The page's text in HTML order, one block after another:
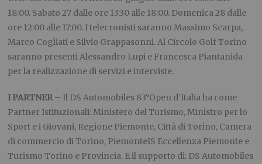
18:00. Sabato 27 dalle ore 13:30 alle 18:00. Domenica 28 dalle
ore 12:00 alle 17:00. I telecronisti saranno Massimo Scarpa,
Marco Cogliati e Silvio Grappasonni. Al Circolo Golf Torino
saranno presenti Alessandro Lupi e Francesca Piantanida
per la realizzazione di servizi e interviste.
I PARTNER – Il DS Automobiles 83°Open d’Italia ha come
Partner Istituzionali: Ministero del Turismo, Ministro per lo
Sport e i Giovani, Regione Piemonte, Città di Torino, Camera
di commercio di Torino, PiemonteIS Eccellenza Piemonte e
Turismo Torino e Provincia. E il supporto di: DS Automobiles